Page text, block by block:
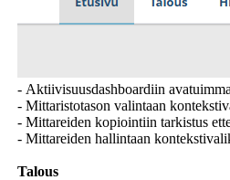
- Aktiivisuusdashboardiin
- Mittaristotason valintaan
- Mittareiden kopiointiin tarkistus
- Mittareiden hallintaan
Talous